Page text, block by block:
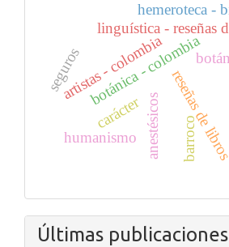
botánica - colombia
anestésicos reseñas
linguística - reseñas
hemeroteca -
carácter
artistas - colombia
seguros
humanismo barroco
Últimas publicaciones